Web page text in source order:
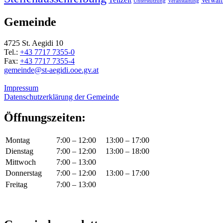
Gemeinde
4725 St. Aegidi 10
Tel.: +43 7717 7355-0
Fax: +43 7717 7355-4
gemeinde@st-aegidi.ooe.gv.at
Impressum
Datenschutzerklärung der Gemeinde
Öffnungszeiten:
Montag 7:00 – 12:00
13:00 – 17:00
Dienstag
7:00 – 12:00
13:00 – 18:00
Mittwoch
7:00 – 13:00
Donnerstag
7:00 – 12:00
13:00 – 17:00
Freitag
7:00 – 13:00